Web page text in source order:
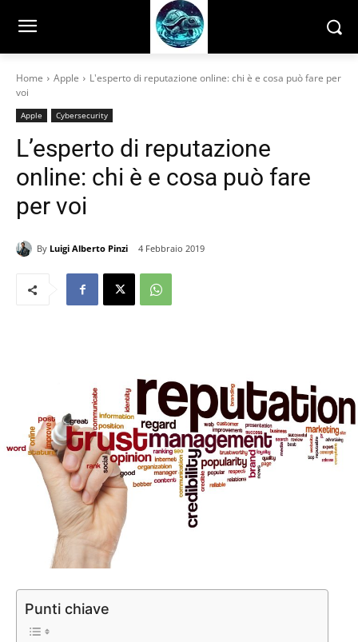
Home Apple
L'esperto di reputazione online: chi è e cosa può fare per
voi
Apple Cybersecurity
L’esperto di reputazione
online: chi è e cosa può fare
per voi
By Luigi Alberto Pinzi 4 Febbraio 2019
Punti chiave